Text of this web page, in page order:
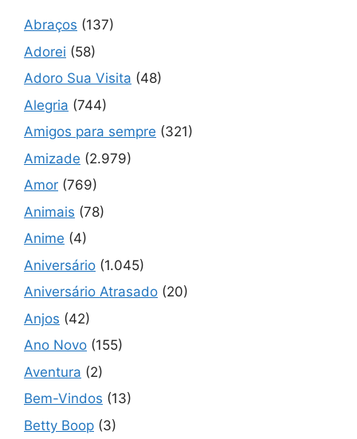
Abraços (137)
Adorei (58)
Adoro Sua Visita (48)
Alegria (744)
Amigos para sempre (321)
Amizade (2.979)
Amor (769)
Animais (78)
Anime (4)
Aniversário (1.045)
Aniversário Atrasado (20)
Anjos (42)
Ano Novo (155)
Aventura (2)
Bem-Vindos (13)
Betty Boop (3)